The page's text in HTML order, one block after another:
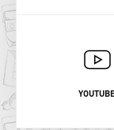
YOUTUBE